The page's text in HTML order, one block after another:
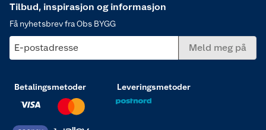
Tilbud, inspirasjon og informasjon
Få nyhetsbrev fra Obs BYGG
E-postadresse Meld meg på
Betalingsmetoder Leveringsmetoder